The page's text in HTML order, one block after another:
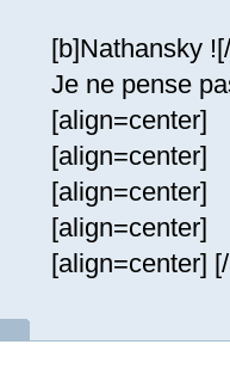
[b]Nathansky
Je ne pense
[align=center]